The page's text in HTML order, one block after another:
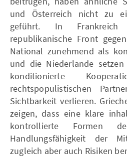
und Österreich nicht zu
geführt. In
republikanische Front
National zunehmend als
und die Niederlande
konditionierte
rechtspopulistischen
Sichtbarkeit verlieren.
zeigen, dass eine klare
kontrollierte Formen
Handlungsfähigkeit der
zugleich aber auch Risiken